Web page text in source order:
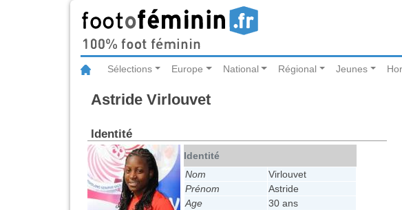
Sélections Europe National Régional Jeunes
Astride Virlouvet
Identité
Identité
Nom
Virlouvet
Prénom
Astride
Age
30 ans